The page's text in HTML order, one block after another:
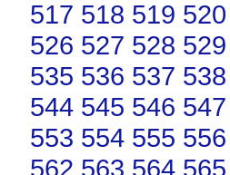
517 518 519 520
526 527 528 529
535 536 537 538
544 545 546 547
553 554 555 556
562 563 564 565